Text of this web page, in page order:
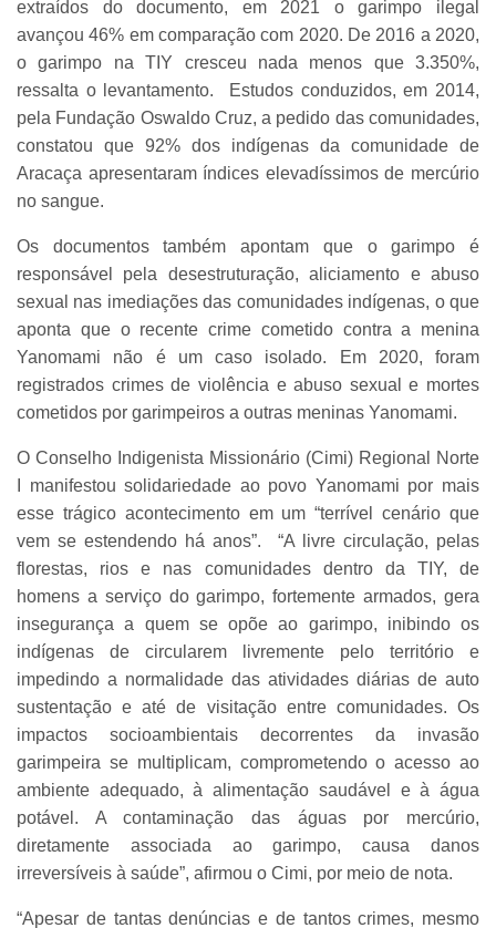
extraídos do documento, em 2021 o garimpo ilegal
avançou 46% em comparação com 2020. De 2016 a 2020,
o garimpo na TIY cresceu nada menos que 3.350%,
ressalta o levantamento. Estudos conduzidos, em 2014,
pela Fundação Oswaldo Cruz, a pedido das comunidades,
constatou que 92% dos indígenas da comunidade de
Aracaça apresentaram índices elevadíssimos de mercúrio
no sangue.
Os documentos também apontam que o garimpo é
responsável pela desestruturação, aliciamento e abuso
sexual nas imediações das comunidades indígenas, o que
aponta que o recente crime cometido contra a menina
Yanomami não é um caso isolado. Em 2020, foram
registrados crimes de violência e abuso sexual e mortes
cometidos por garimpeiros a outras meninas Yanomami.
O Conselho Indigenista Missionário (Cimi) Regional Norte
I manifestou solidariedade ao povo Yanomami por mais
esse trágico acontecimento em um “terrível cenário que
vem se estendendo há anos”. “A livre circulação, pelas
florestas, rios e nas comunidades dentro da TIY, de
homens a serviço do garimpo, fortemente armados, gera
insegurança a quem se opõe ao garimpo, inibindo os
indígenas de circularem livremente pelo território e
impedindo a normalidade das atividades diárias de auto
sustentação e até de visitação entre comunidades. Os
impactos socioambientais decorrentes da invasão
garimpeira se multiplicam, comprometendo o acesso ao
ambiente adequado, à alimentação saudável e à água
potável. A contaminação das águas por mercúrio,
diretamente associada ao garimpo, causa danos
irreversíveis à saúde”, afirmou o Cimi, por meio de nota.
“Apesar de tantas denúncias e de tantos crimes, mesmo